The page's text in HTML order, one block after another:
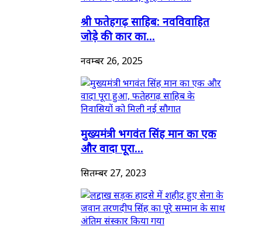
श्री फतेहगढ़ साहिब: नवविवाहित
जोड़े की कार का...
नवम्बर 26, 2025
मुख्यमंत्री भगवंत सिंह मान का एक
और वादा पूरा...
सितम्बर 27, 2023